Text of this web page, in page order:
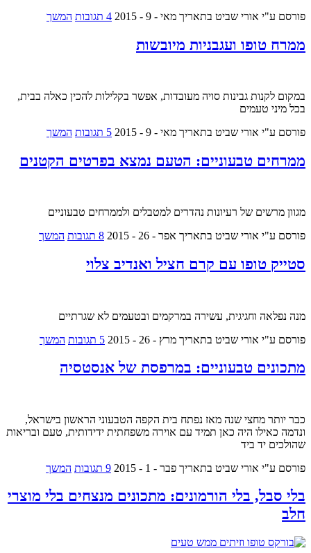
פורסם ע"י אורי שביט בתאריך מאי - 9 - 2015 4 תגובות המשך
ממרח טופו ועגבניות מיובשות
במקום לקנות גבינות סויה מעובדות, אפשר בקלילות להכין כאלה בבית,
בכל מיני טעמים
פורסם ע"י אורי שביט בתאריך מאי - 9 - 2015 5 תגובות המשך
ממרחים טבעוניים: הטעם נמצא בפרטים הקטנים
מגוון מרשים של רעיונות נהדרים למטבלים ולממרחים טבעוניים
פורסם ע"י אורי שביט בתאריך אפר - 26 - 2015 8 תגובות המשך
סטייק טופו עם קרם חציל ואנדיב צלוי
מנה נפלאה וחגיגית, עשירה במרקמים ובטעמים לא שגרתיים
פורסם ע"י אורי שביט בתאריך מרץ - 26 - 2015 5 תגובות המשך
מתכונים טבעוניים: במרפסת של אנסטסיה
כבר יותר מחצי שנה מאז נפתח בית הקפה הטבעוני הראשון בישראל,
ונדמה כאילו היה כאן תמיד עם אוירה משפחתית ידידותית, טעם ובריאות
שהולכים יד ביד
פורסם ע"י אורי שביט בתאריך פבר - 1 - 2015 9 תגובות המשך
בלי סבל, בלי הורמונים: מתכונים מנצחים בלי מוצרי
חלב